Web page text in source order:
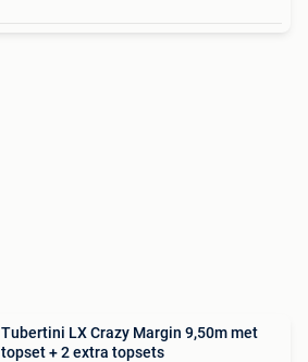
Tubertini LX Crazy Margin 9,50m met
topset + 2 extra topsets